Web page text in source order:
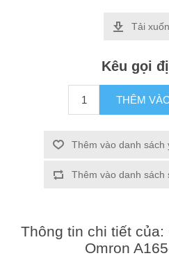
Tải
Kêu gọi
THÊM
Thêm vào danh sách
Thêm vào danh sách
Thông tin chi tiết
Omron